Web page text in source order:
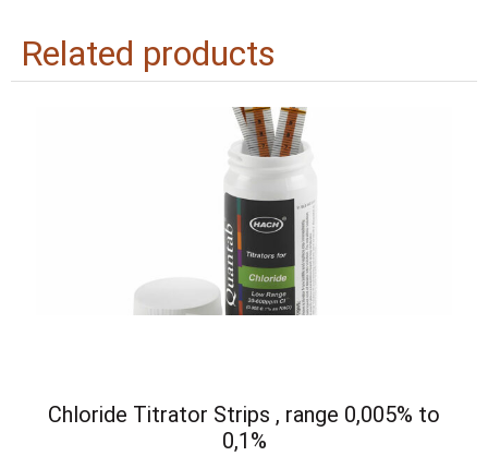
Related products
Chloride Titrator Strips , range 0,005% to
0,1%